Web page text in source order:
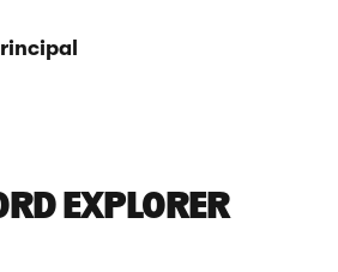
EXPLORER